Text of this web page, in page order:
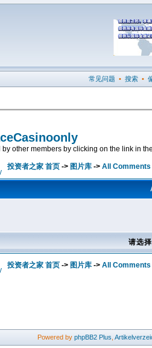
常见问题 • 搜索 •
other members by clicking on the link in
投资者之家 首页 -> 图片库 -> All
请选
投资者之家 首页 -> 图片库 -> All
Powered by phpBB2 Plus